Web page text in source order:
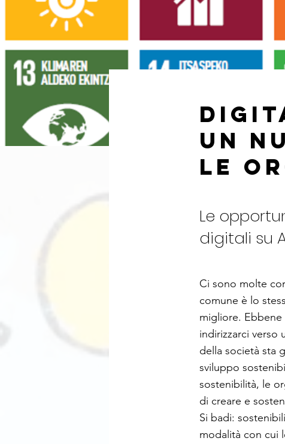
un
le
Le
digitali su
Ci sono molte
comune è lo
migliore.
indirizzarci verso
della società sta
sviluppo
sostenibilità, le
di creare e
Si badi:
modalità con cui